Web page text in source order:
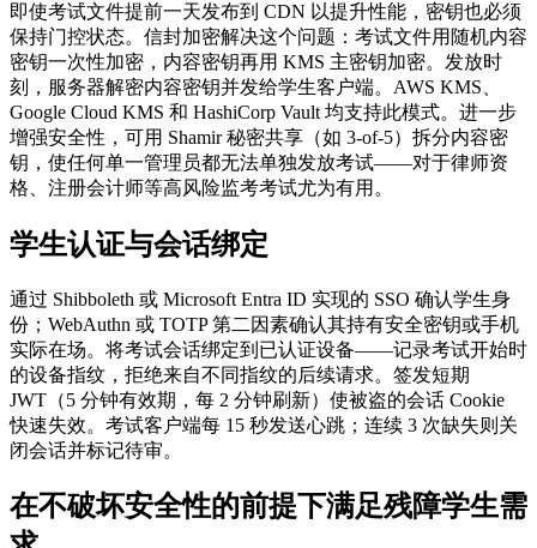
即使考试文件提前一天发布到 CDN 以提升性能，密钥也必须
保持门控状态。信封加密解决这个问题：考试文件用随机内容
密钥一次性加密，内容密钥再用 KMS 主密钥加密。发放时
刻，服务器解密内容密钥并发给学生客户端。AWS KMS、
Google Cloud KMS 和 HashiCorp Vault 均支持此模式。进一步
增强安全性，可用 Shamir 秘密共享（如 3-of-5）拆分内容密
钥，使任何单一管理员都无法单独发放考试——对于律师资
格、注册会计师等高风险监考考试尤为有用。
学生认证与会话绑定
通过 Shibboleth 或 Microsoft Entra ID 实现的 SSO 确认学生身
份；WebAuthn 或 TOTP 第二因素确认其持有安全密钥或手机
实际在场。将考试会话绑定到已认证设备——记录考试开始时
的设备指纹，拒绝来自不同指纹的后续请求。签发短期
JWT（5 分钟有效期，每 2 分钟刷新）使被盗的会话 Cookie
快速失效。考试客户端每 15 秒发送心跳；连续 3 次缺失则关
闭会话并标记待审。
在不破坏安全性的前提下满足残障学生需